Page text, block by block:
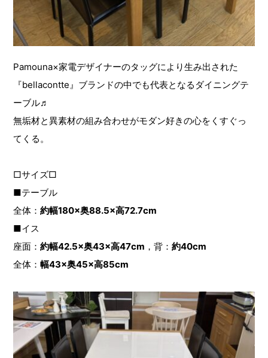
Pamouna×家電デザイナーのタッグにより生み出された
『bellacontte』ブランドの中でも代表となるダイニングテ
ーブル♬
無垢材と異素材の組み合わせがモダン好きの心をくすぐっ
てくる。
□サイズ□
■テーブル
全体：約幅180×奥88.5×高72.7cm
■イス
座面：約幅42.5×奥43×高47cm ，背：約40cm
全体：幅43×奥45×高85cm